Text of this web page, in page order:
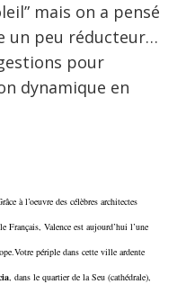
mais on a pensé
un peu réducteur…
pour
dynamique en
à l’oeuvre des célèbres architectes
Français, Valence est aujourd’hui l’une
périple dans cette ville ardente
, dans le quartier de la Seu (cathédrale),